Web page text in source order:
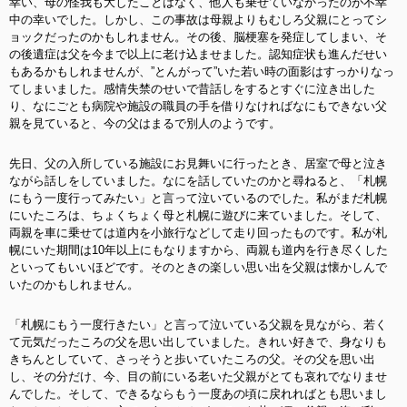
中の幸いでした。しかし、この事故は母親よりもむしろ父親にとってシ
ョックだったのかもしれません。その後、脳梗塞を発症してしまい、そ
の後遺症は父を今まで以上に老け込ませました。認知症状も進んだせい
もあるかもしれませんが、”とんがって”いた若い時の面影はすっかりなっ
てしまいました。感情失禁のせいで昔話しをするとすぐに泣き出した
り、なにごとも病院や施設の職員の手を借りなければなにもできない父
親を見ていると、今の父はまるで別人のようです。
先日、父の入所している施設にお見舞いに行ったとき、居室で母と泣き
ながら話しをしていました。なにを話していたのかと尋ねると、「札幌
にもう一度行ってみたい」と言って泣いているのでした。私がまだ札幌
にいたころは、ちょくちょく母と札幌に遊びに来ていました。そして、
両親を車に乗せては道内を小旅行などして走り回ったものです。私が札
幌にいた期間は10年以上にもなりますから、両親も道内を行き尽くした
といってもいいほどです。そのときの楽しい思い出を父親は懐かしんで
いたのかもしれません。
「札幌にもう一度行きたい」と言って泣いている父親を見ながら、若く
て元気だったころの父を思い出していました。きれい好きで、身なりも
きちんとしていて、さっそうと歩いていたころの父。その父を思い出
し、その分だけ、今、目の前にいる老いた父親がとても哀れでなりませ
んでした。そして、できるならもう一度あの頃に戻れればとも思いまし